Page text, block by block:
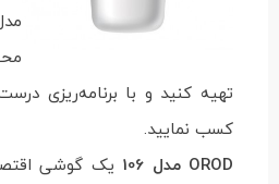
تهیه کنید و با برنامه‌ریزی
کسب نمایید.
OROD مدل 106
یک گوشی